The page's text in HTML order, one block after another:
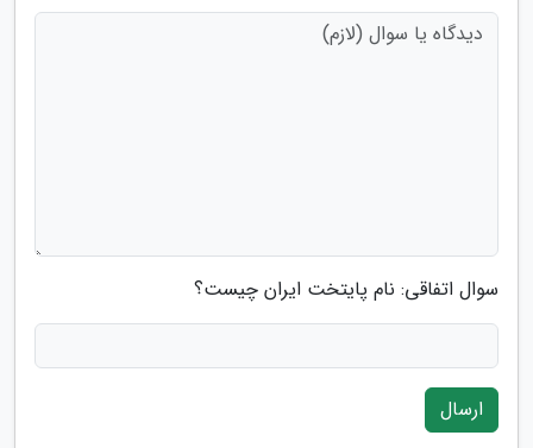
سوال اتفاقی: نام پایتخت ایران چیست؟
ارسال